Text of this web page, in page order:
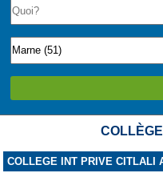
COLLEGE INT PRIVE CITLALI